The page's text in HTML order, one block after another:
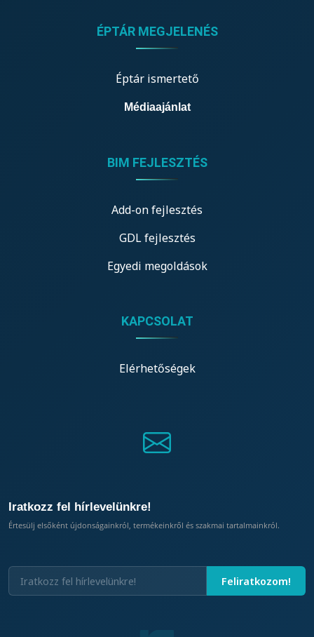
ÉPTÁR MEGJELENÉS
Éptár ismertető
Médiaajánlat
BIM FEJLESZTÉS
Add-on fejlesztés
GDL fejlesztés
Egyedi megoldások
KAPCSOLAT
Elérhetőségek
Iratkozz fel hírlevelünkre!
Értesülj elsőként újdonságainkról, termékeinkről és szakmai tartalmainkról.